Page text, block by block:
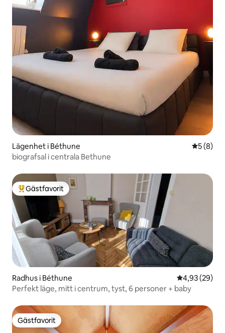
Lägenhet i Béthune 5 av 5 i
5 (8)
biografsal i centrala Bethune
Populär gästfavorit
Gästfavorit
Radhus i Béthune 4,93 av 5 i
4,93 (29)
Perfekt läge, mitt i centrum, tyst, 6 personer + baby
Gästfavorit
Gästfavorit